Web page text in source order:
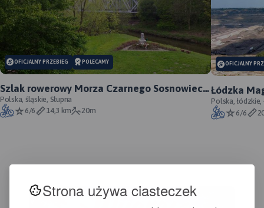
Strona używa ciasteczek
MAPA TURYSTYCZNA W
APLIKACJI TRASEO
OFICJALNY PRZEBIEG POLECAMY
Szlak rowerowy Morza Czarnego Sosnowiec -
oficjalny przebieg
Polska, śląskie, Słupna
6/6
14,3 km 20m
OFICJALNY
Łódzka
Polska, łódzkie,
6/6